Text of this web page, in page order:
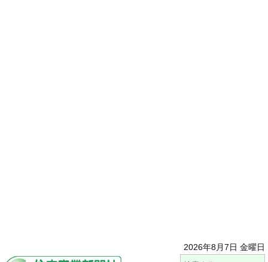
2026年8月7日 金曜日